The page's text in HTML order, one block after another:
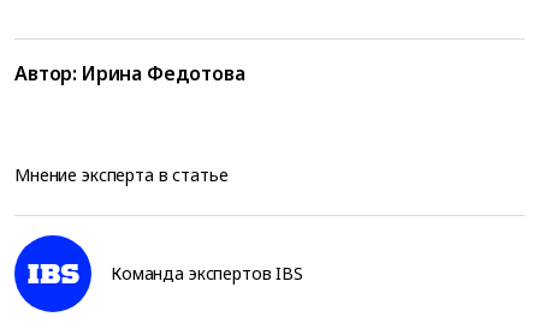
Автор: Ирина Федотова
Мнение эксперта в статье
Команда экспертов IBS